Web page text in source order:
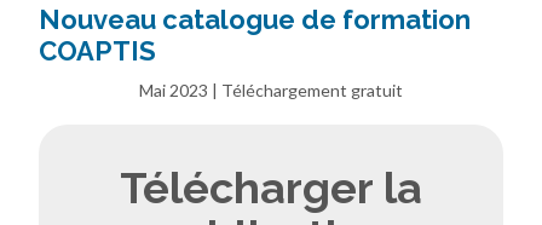
Nouveau catalogue de formation
COAPTIS
Mai 2023 | Téléchargement gratuit
Télécharger la